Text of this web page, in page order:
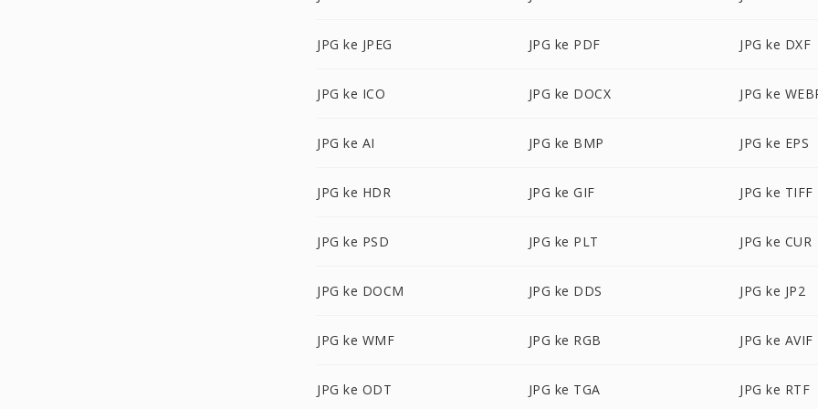
JPG ke JPEG JPG ke PDF JPG ke DXF
JPG ke ICO JPG ke DOCX JPG ke
JPG ke AI JPG ke BMP JPG ke EPS
JPG ke HDR JPG ke GIF JPG ke TIFF
JPG ke PSD JPG ke PLT JPG ke CUR
JPG ke DOCM JPG ke DDS JPG ke JP2
JPG ke WMF JPG ke RGB JPG ke AVIF
JPG ke ODT JPG ke TGA JPG ke RTF